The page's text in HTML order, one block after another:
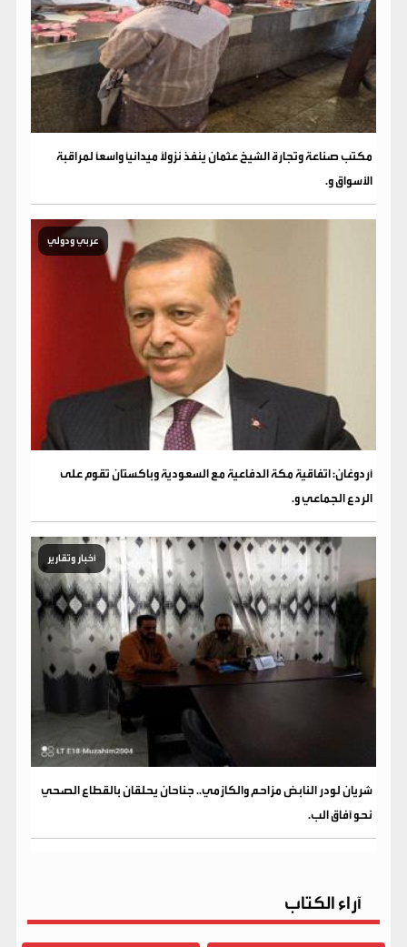
مكتب صناعة وتجارة الشيخ عثمان ينفذ نزولاً ميدانياً واسعاً لمراقبة
الأسواق و.
عربي ودولي
أردوغان: اتفاقية مكة الدفاعية مع السعودية وباكستان تقوم على
الردع الجماعي و.
أخبار وتقارير
شريان لودر النابض مزاحم والكازمي.. جناحان يحلقان بالقطاع الصحي
نحو آفاق الب.
آراء الكتاب